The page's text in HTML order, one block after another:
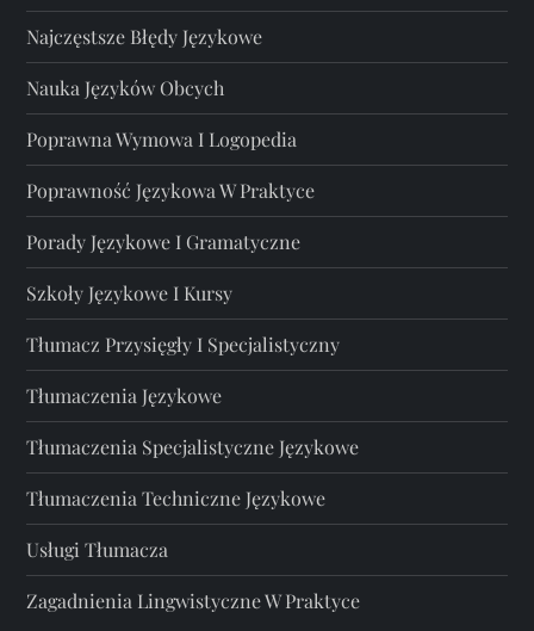
Najczęstsze Błędy Językowe
Nauka Języków Obcych
Poprawna Wymowa I Logopedia
Poprawność Językowa W Praktyce
Porady Językowe I Gramatyczne
Szkoły Językowe I Kursy
Tłumacz Przysięgły I Specjalistyczny
Tłumaczenia Językowe
Tłumaczenia Specjalistyczne Językowe
Tłumaczenia Techniczne Językowe
Usługi Tłumacza
Zagadnienia Lingwistyczne W Praktyce